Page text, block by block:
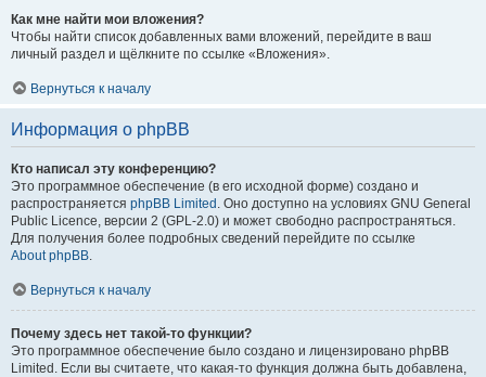
Как мне найти мои вложения?
Чтобы найти список добавленных вами вложений, перейдите в ваш
личный раздел и щёлкните по ссылке «Вложения».
Вернуться к началу
Информация о phpBB
Кто написал эту конференцию?
Это программное обеспечение (в его исходной форме) создано и
распространяется phpBB Limited . Оно доступно на условиях GNU General
Public Licence, версии 2 (GPL-2.0) и может свободно распространяться.
Для получения более подробных сведений перейдите по ссылке
About phpBB.
Вернуться к началу
Почему здесь нет такой-то функции?
Это программное обеспечение было создано и лицензировано phpBB
Limited. Если вы считаете, что какая-то функция должна быть добавлена,